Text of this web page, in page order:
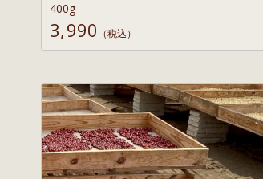
400g
3,990 （税込）